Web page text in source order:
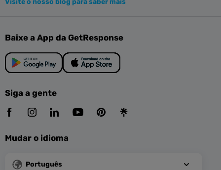
Visite o nosso blog para saber mais
Baixe a App da GetResponse
Siga a gente
Mudar o idioma
Português